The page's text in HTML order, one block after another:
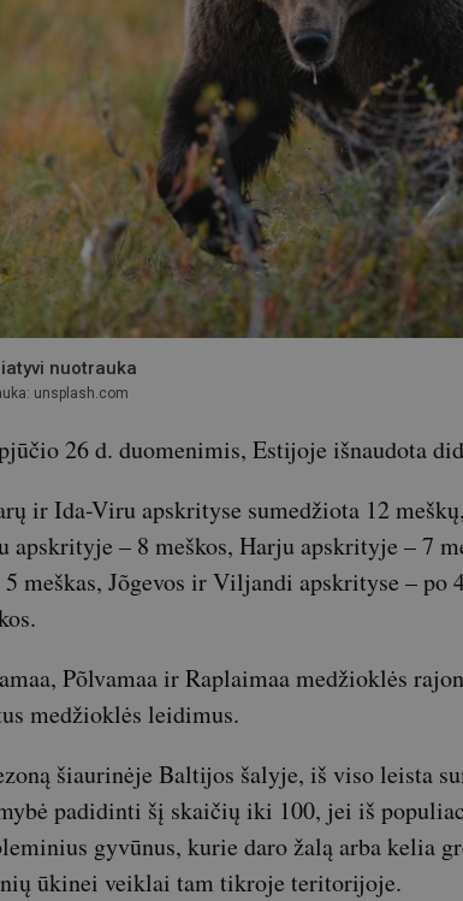
nuotrauka
unsplash.com
26 d. duomenimis, Estijoje išnaudota
ir Ida-Viru apskrityse sumedžiota 12
apskrityje – 8 meškos, Harju apskrityje – 7
5 meškas, Jõgevos ir Viljandi apskrityse – po
Põlvamaa ir Raplaimaa medžioklės
medžioklės leidimus.
šiaurinėje Baltijos šalyje, iš viso leista
padidinti šį skaičių iki 100, jei iš
gyvūnus, kurie daro žalą arba kelia
ūkinei veiklai tam tikroje teritorijoje.